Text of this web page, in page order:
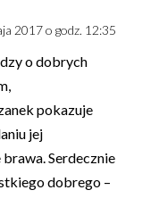
2017 o godz. 12:35
o dobrych
pokazuje
jej
Serdecznie
dobrego –